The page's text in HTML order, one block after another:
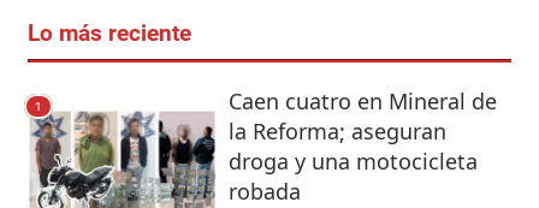
Lo más reciente
1
Caen cuatro en Mineral de
la Reforma; aseguran
droga y una motocicleta
robada